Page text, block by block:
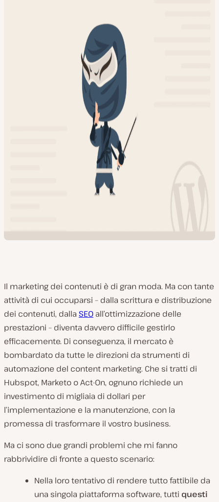
Il marketing dei contenuti è di gran moda. Ma con tante
attività di cui occuparsi – dalla scrittura e distribuzione
dei contenuti, dalla SEO all’ottimizzazione delle
prestazioni – diventa davvero difficile gestirlo
efficacemente. Di conseguenza, il mercato è
bombardato da tutte le direzioni da strumenti di
automazione del content marketing. Che si tratti di
Hubspot, Marketo o Act-On, ognuno richiede un
investimento di migliaia di dollari per
l’implementazione e la manutenzione, con la
promessa di trasformare il vostro business.
Ma ci sono due grandi problemi che mi fanno
rabbrividire di fronte a questo scenario:
Nella loro tentativo di rendere tutto fattibile da
una singola piattaforma software, tutti questi